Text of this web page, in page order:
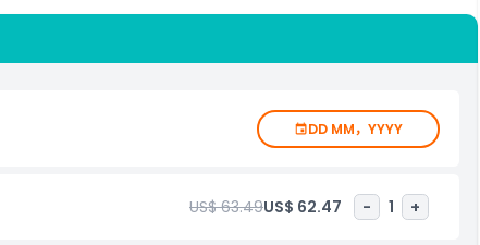
DD MM，YYYY
US$ 63.49US$ 62.47 - 1 +